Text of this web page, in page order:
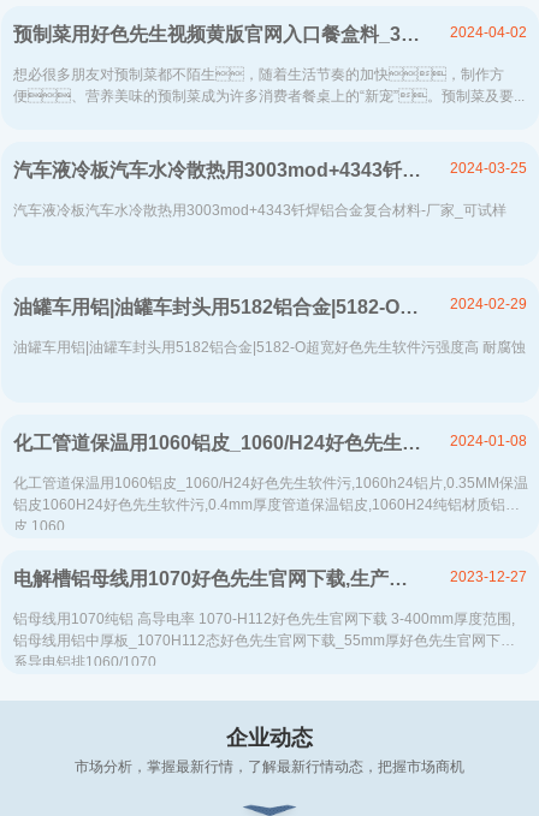
预制菜用好色先生视频黄版官网入口餐盒料_3004-O再生铝制容器箔生产厂家
想必很多朋友对预制菜都不陌生，随着生活节奏的加快，制作方
便、营养美味的预制菜成为许多消费者餐桌上的“新宠”。预制菜及要...
2024-04-02
汽车液冷板汽车水冷散热用3003mod+4343钎焊铝合金复合材料-厂家_可试样
汽车液冷板汽车水冷散热用3003mod+4343钎焊铝合金复合材料-厂家_可试样
2024-03-25
油罐车用铝|油罐车封头用5182铝合金|5182-O超宽好色先生软件污强度高 耐腐蚀
油罐车用铝|油罐车封头用5182铝合金|5182-O超宽好色先生软件污强度高 耐腐蚀
2024-02-29
化工管道保温用1060铝皮_1060/H24好色先生软件污-保温防腐好色先生软件污-热损耗低-低碳节能-在线报价
化工管道保温用1060铝皮_1060/H24好色先生软件污,1060h24铝片,0.35MM保温
铝皮1060H24好色先生软件污,0.4mm厚度管道保温铝皮,1060H24纯铝材质铝
皮,1060...
2024-01-08
电解槽铝母线用1070好色先生官网下载,生产厂家定做3-400mm厚度范围
铝母线用1070纯铝 高导电率 1070-H112好色先生官网下载 3-400mm厚度范围,
铝母线用铝中厚板_1070H112态好色先生官网下载_55mm厚好色先生官网下载,1
系导电铝排1060/1070...
2023-12-27
企业动态
市场分析，掌握最新行情，了解最新行情动态，把握市场商机